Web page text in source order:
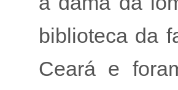
biblioteca da
Ceará e